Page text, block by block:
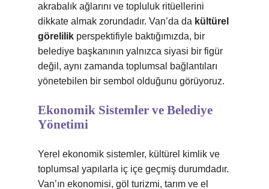
akrabalık ağlarını ve topluluk ritüellerini
dikkate almak zorundadır. Van’da da kültürel
görelilik perspektifiyle baktığımızda, bir
belediye başkanının yalnızca siyasi bir figür
değil, aynı zamanda toplumsal bağlantıları
yönetebilen bir sembol olduğunu görüyoruz.
Ekonomik Sistemler ve Belediye
Yönetimi
Yerel ekonomik sistemler, kültürel kimlik ve
toplumsal yapılarla iç içe geçmiş durumdadır.
Van’ın ekonomisi, göl turizmi, tarım ve el